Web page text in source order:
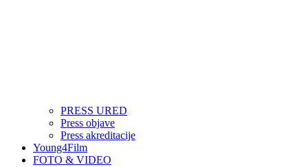
PRESS URED
Press objave
Press akreditacije
Young4Film
FOTO & VIDEO